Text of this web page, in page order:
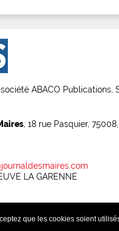
que les cookies soient
ABACO Publications,
, 18 rue Pasquier,
LA GARENNE
Conditions générales de